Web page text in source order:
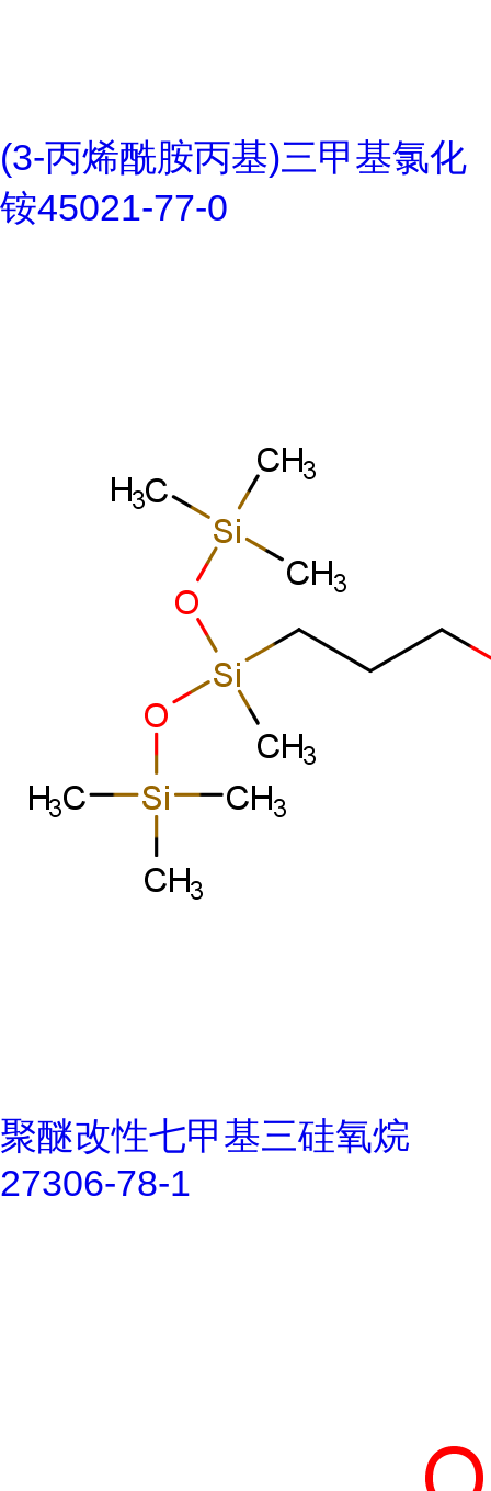
(3-丙烯酰胺丙基)三甲基氯化
铵45021-77-0
聚醚改性七甲基三硅氧烷
27306-78-1